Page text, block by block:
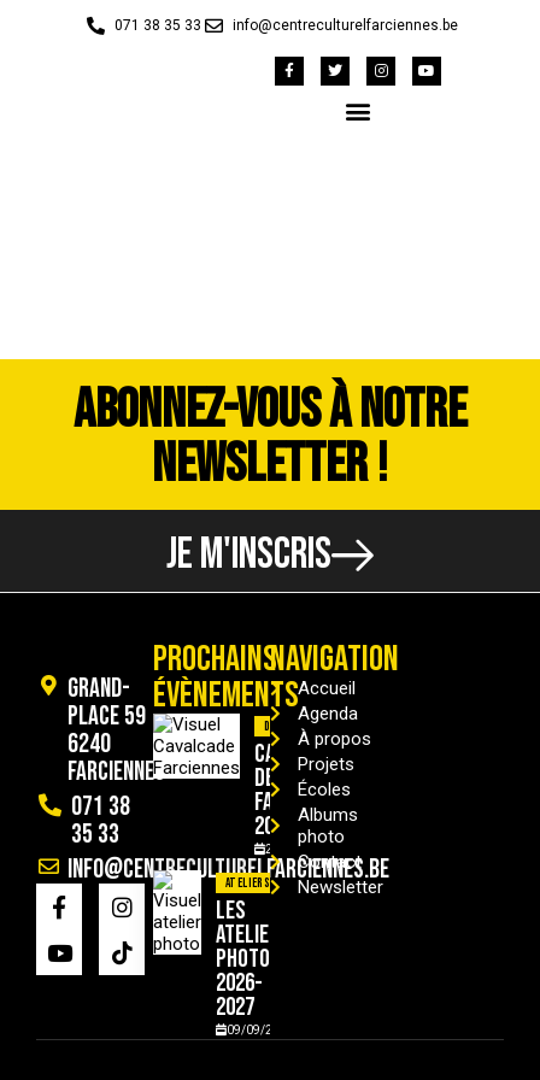
071 38 35 33 info@centreculturelfarciennes.be
ABONNEZ-VOUS À NOTRE
NEWSLETTER !
JE M'INSCRIS
Grand-
Place 59
6240
Farciennes
071 38
35 33
info@centreculturelfarciennes.be
PROCHAINS
ÉVÈNEMENTS
Divers
Cavalcade
de
Farciennes
2026
29/08/2026
Ateliers
Les
ateliers
photo
2026-
2027
09/09/2026
NAVIGATION
Accueil
Agenda
À propos
Projets
Écoles
Albums
photo
Contact
Newsletter